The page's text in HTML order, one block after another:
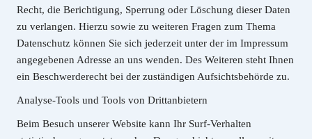
Recht, die Berichtigung, Sperrung oder Löschung dieser Daten
zu verlangen. Hierzu sowie zu weiteren Fragen zum Thema
Datenschutz können Sie sich jederzeit unter der im Impressum
angegebenen Adresse an uns wenden. Des Weiteren steht Ihnen
ein Beschwerderecht bei der zuständigen Aufsichtsbehörde zu.
Analyse-Tools und Tools von Drittanbietern
Beim Besuch unserer Website kann Ihr Surf-Verhalten